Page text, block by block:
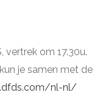
vertrek om 17.30u.
je samen met de
nl-nl/